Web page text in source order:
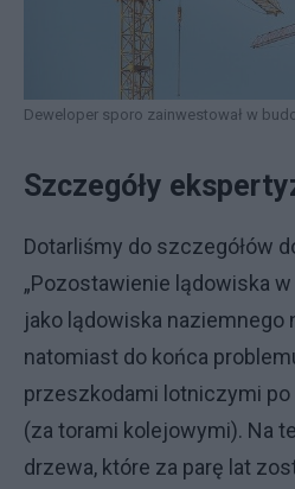
Deweloper sporo zainwestował w
Szczegóły
Dotarliśmy do szczegółów
„Pozostawienie lądowiska
jako lądowiska naziemnego
natomiast do końca
przeszkodami lotniczymi po
(za torami kolejowymi). Na
drzewa, które za parę lat